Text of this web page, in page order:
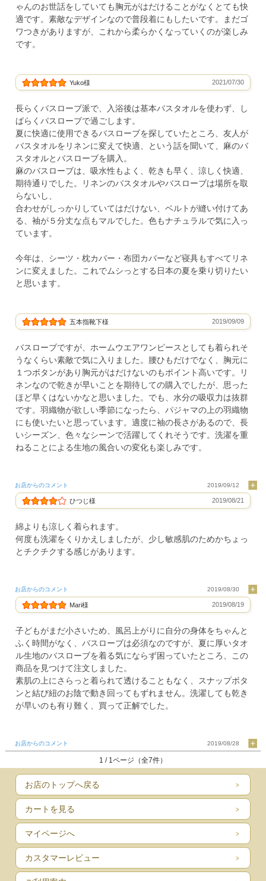
ゃんのお世話をしていても胸元がはだけることがなくとても快
適です。素敵なデザインなので普段着にもしたいです。まだゴ
ワつきがありますが、これから柔らかくなっていくのが楽しみ
です。
Yuko様 2021/07/30
長らくバスローブ派で、入浴後は基本バスタオルを使わず、し
ばらくバスローブで過ごします。
夏に快適に使用できるバスローブを探していたところ、友人が
バスタオルをリネンに変えて快適、という話を聞いて、麻のバ
スタオルとバスローブを購入。
麻のバスローブは、吸水性もよく、乾きも早く、涼しく快適、
期待通りでした。リネンのバスタオルやバスローブは場所を取
らないし、
合わせがしっかりしていてはだけない、ベルトが縫い付けてあ
る、袖が５分丈な点もマルでした。色もナチュラルで気に入っ
ています。
今年は、シーツ・枕カバー・布団カバーなど寝具もすべてリネ
ンに変えました。これでムシっとする日本の夏を乗り切りたい
と思います。
五本指靴下様 2019/09/09
バスローブですが、ホームウエアワンピースとしても着られそ
うなくらい素敵で気に入りました。腰ひもだけでなく、胸元に
１つボタンがあり胸元がはだけないのもポイント高いです。リ
ネンなので乾きが早いことを期待しての購入でしたが、思った
ほど早くはないかなと思いました。でも、水分の吸収力は抜群
です。羽織物が欲しい季節になったら、パジャマの上の羽織物
にも使いたいと思っています。適度に袖の長さがあるので、長
いシーズン、色々なシーンで活躍してくれそうです。洗濯を重
ねることによる生地の風合いの変化も楽しみです。
お店からのコメント 2019/09/12
ひつじ様 2019/08/21
綿よりも涼しく着られます。
何度も洗濯をくりかえしましたが、少し敏感肌のためかちょっ
とチクチクする感じがあります。
お店からのコメント 2019/08/30
Mari様 2019/08/19
子どもがまだ小さいため、風呂上がりに自分の身体をちゃんと
ふく時間がなく、バスローブは必須なのですが、夏に厚いタオ
ル生地のバスローブを着る気にならず困っていたところ、この
商品を見つけて注文しました。
素肌の上にさらっと着られて透けることもなく、スナップボタ
ンと結び紐のお陰で動き回ってもずれません。洗濯しても乾き
が早いのも有り難く、買って正解でした。
お店からのコメント 2019/08/28
1 / 1ページ（全7件）
お店のトップへ戻る
カートを見る
マイページへ
カスタマーレビュー